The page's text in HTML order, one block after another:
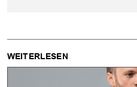
WEITERLESEN